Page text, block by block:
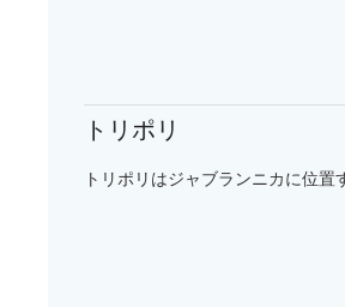
トリポリ
トリポリはジャブランニカに位置